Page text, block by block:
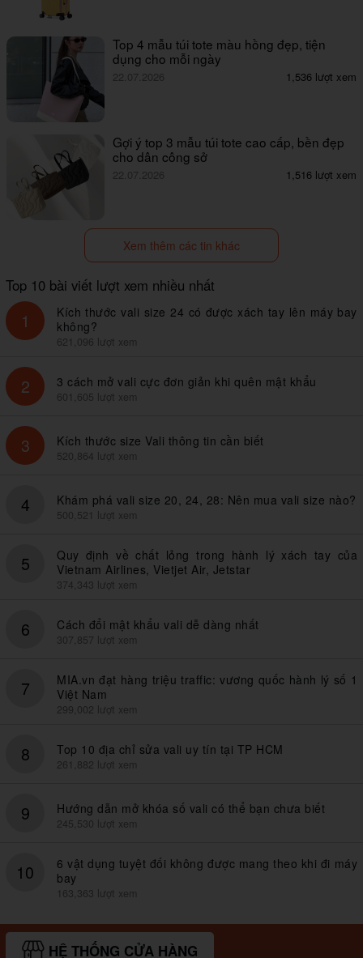
Top 4 mẫu túi tote màu hồng đẹp, tiện
dụng cho mỗi ngày
22.07.2026 1,536 lượt xem
Gợi ý top 3 mẫu túi tote cao cấp, bền đẹp
cho dân công sở
22.07.2026 1,516 lượt xem
Xem thêm các tin khác
Top 10 bài viết lượt xem nhiều nhất
1
Kích thước vali size 24 có được xách tay lên máy bay
không?
621,096 lượt xem
2 3 cách mở vali cực đơn giản khi quên mật khẩu
601,605 lượt xem
3 Kích thước size Vali thông tin cần biết
520,864 lượt xem
4 Khám phá vali size 20, 24, 28: Nên mua vali size nào?
500,521 lượt xem
5
Quy định về chất lỏng trong hành lý xách tay của
Vietnam Airlines, Vietjet Air, Jetstar
374,343 lượt xem
6 Cách đổi mật khẩu vali dễ dàng nhất
307,857 lượt xem
7
MIA.vn đạt hàng triệu traffic: vương quốc hành lý số 1
Việt Nam
299,002 lượt xem
8 Top 10 địa chỉ sửa vali uy tín tại TP HCM
261,882 lượt xem
9 Hướng dẫn mở khóa số vali có thể bạn chưa biết
245,530 lượt xem
10
6 vật dụng tuyệt đối không được mang theo khi đi máy
bay
163,363 lượt xem
HỆ THỐNG CỬA HÀNG